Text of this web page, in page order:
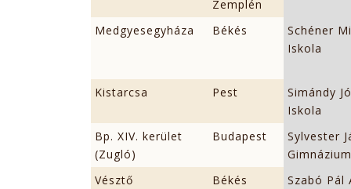
Zemplén
Medgyesegyháza Békés
Schéner
Iskola
Kistarcsa Pest
Simándy
Iskola
Bp. XIV. kerület
(Zugló)
Budapest
Sylvester
Vésztő
Békés
Szabó Pál